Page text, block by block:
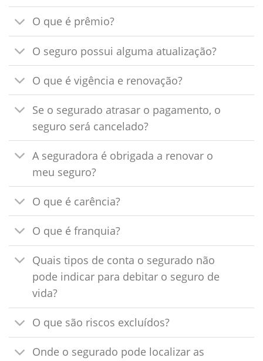
O que é prêmio?
O seguro possui alguma atualização?
O que é vigência e renovação?
Se o segurado atrasar o pagamento, o
seguro será cancelado?
A seguradora é obrigada a renovar o
meu seguro?
O que é carência?
O que é franquia?
Quais tipos de conta o segurado não
pode indicar para debitar o seguro de
vida?
O que são riscos excluídos?
Onde o segurado pode localizar as